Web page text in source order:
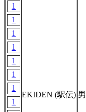
EKIDEN (駅伝)
1
1
1
1
1
1
1
1